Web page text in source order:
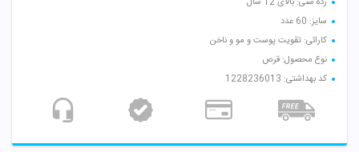
سایز: 60 عدد
کارائی: تقویت پوست و مو و ناخن
نوع محصول: قرص
کد بهداشتی: 1228236013